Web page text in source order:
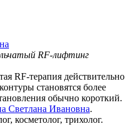
RF-лифтинг
RF‑терапия действительно
становятся более
обычно короткий.
Светлана Ивановна.
косметолог, трихолог.